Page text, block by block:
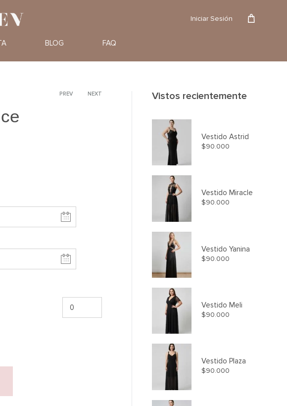
Iniciar Sesión
BLOG FAQ
Product
PREV NEXT Vistos recientemente
Vestido Astrid
$90.000
Vestido Miracle
$90.000
Vestido Yanina
$90.000
Vestido Meli
$90.000
Vestido Plaza
$90.000